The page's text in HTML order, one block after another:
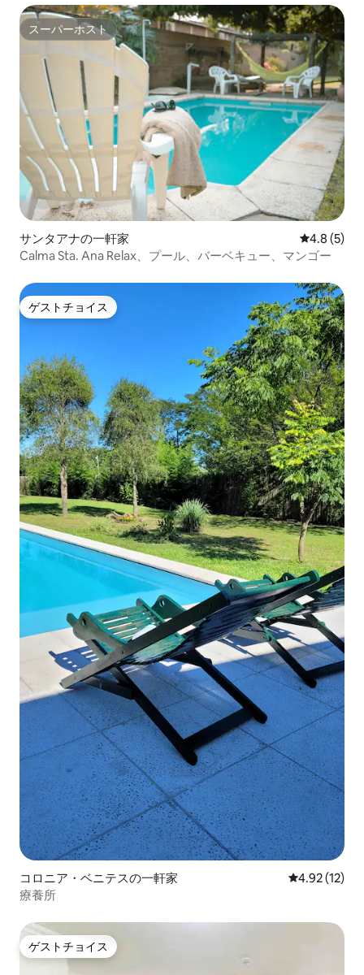
スーパーホスト
スーパーホスト
サンタアナの一軒家 レビュー5
4.8 (5)
Calma Sta. Ana Relax、プール、バーベキュー、マンゴー
ゲストチョイス
ゲストチョイス
コロニア・ベニテスの一軒家 レビュー12
4.92 (12)
療養所
ゲストチョイス
ゲストチョイス